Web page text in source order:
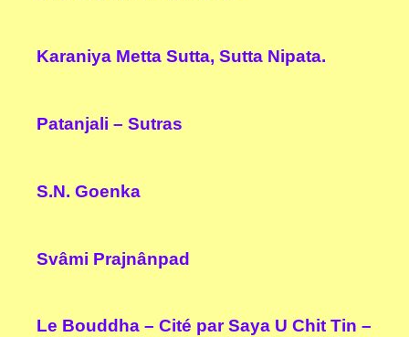
Karaniya Metta Sutta, Sutta Nipata.
Patanjali – Sutras
S.N. Goenka
Svâmi Prajnânpad
Le Bouddha – Cité par Saya U Chit Tin –